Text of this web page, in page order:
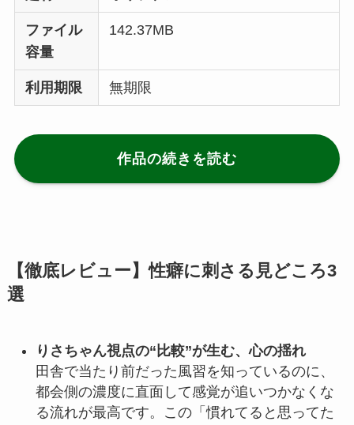
ファイル
容量
142.37MB
利用期限 無期限
作品の続きを読む
【徹底レビュー】性癖に刺さる見どころ3
選
りさちゃん視点の“比較”が生む、心の揺れ
田舎で当たり前だった風習を知っているのに、
都会側の濃度に直面して感覚が追いつかなくな
る流れが最高です。この「慣れてると思ってた